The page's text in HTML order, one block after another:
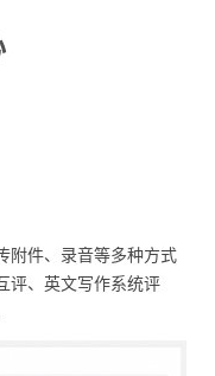
附件、录音等多种方式
评、英文写作系统评